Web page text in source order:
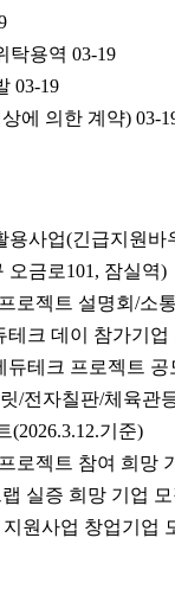
탁용역 03-19
03-19
에 의한 계약) 03-
사업(긴급지원바
오금로101, 잠실역)
로젝트 설명회/소
크 데이 참가기업
듀테크 프로젝트
/전자칠판/체육관
(2026.3.12.기준)
로젝트 참여 희망
실증 희망 기업
원사업 창업기업